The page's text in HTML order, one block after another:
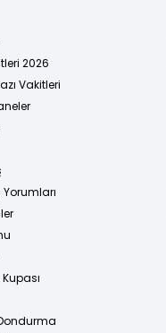
2026
Vakitleri